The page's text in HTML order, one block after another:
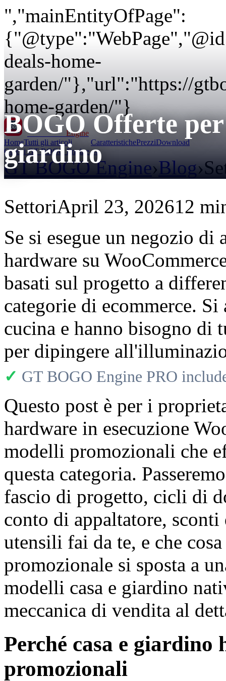
","mainEntityOfPage":
deals-home-
garden/"},"url":"https://
home-garden/"}
GT BOGO Engine
HomeTutti gli articoli CaratteristichePrezziDownload
Ottieni GT BOGO Engine →
GT BOGO Engine›Blog›
BOGO Offerte
giardino
SettoriApril 23, 202612
Se si esegue un negozio
hardware su
basati sul progetto a
categorie di ecommerce.
cucina e hanno bisogno di
per dipingere
✓ GT BOGO Engine PRO
Questo post è per i
hardware in esecuzione
modelli promozionali che
questa categoria.
fascio di progetto, cicli di
conto di appaltatore,
utensili fai da te, e che
promozionale si sposta a
modelli casa e giardino
meccanica di vendita al
Perché casa e
promozionali